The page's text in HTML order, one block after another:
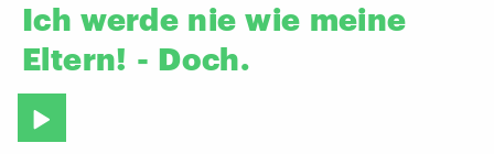
Ich werde nie wie meine
Eltern! - Doch.